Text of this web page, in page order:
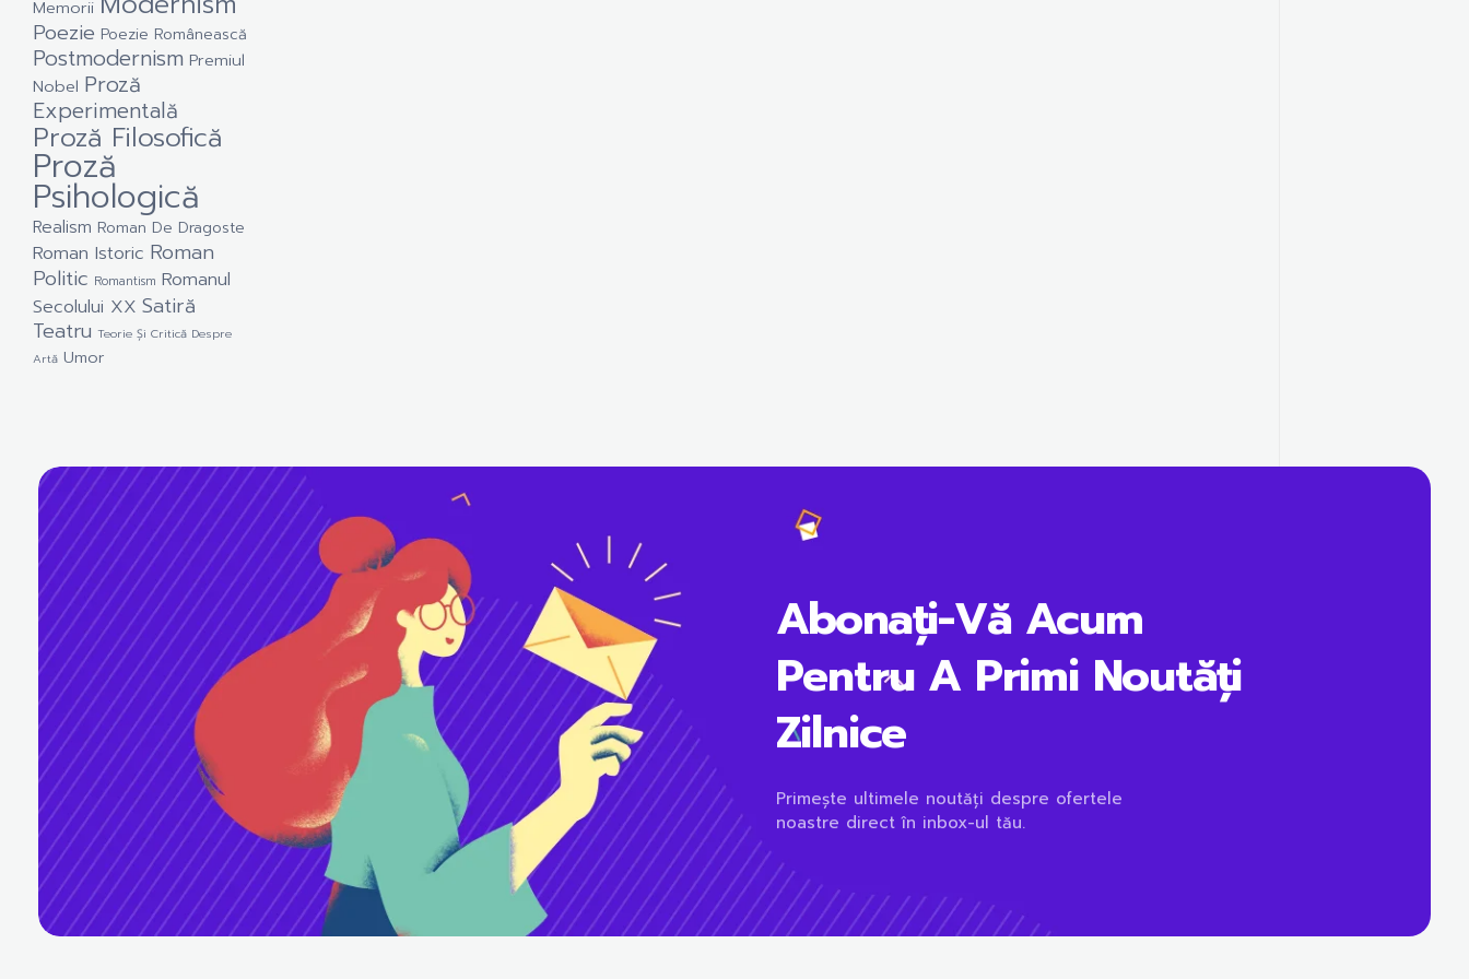
Memorii
Poezie Poezie Românească
Postmodernism Premiul
Nobel Proză
Experimentală
Proză Filosofică
Proză
Psihologică
Realism Roman De Dragoste
Roman Istoric Roman
Politic Romantism Romanul
Secolului XX Satiră
Teatru Teorie Și Critică Despre
Artă Umor
Abonați-Vă Acum
Pentru A Primi Noutăți
Zilnice
Primește ultimele noutăți despre ofertele
noastre direct în inbox-ul tău.